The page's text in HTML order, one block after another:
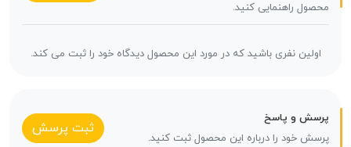
محصول راهنمایی کنید.
اولین نفری باشید که در مورد این محصول دیدگاه خود را ثبت می کند.
پرسش و پاسخ
پرسش خود را درباره این محصول ثبت کنید.
ثبت پرسش